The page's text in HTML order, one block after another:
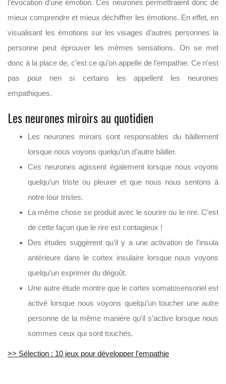
l’évocation d’une émotion. Ces neurones permettraient donc de
mieux comprendre et mieux déchiffrer les émotions. En effet, en
visualisant les émotions sur les visages d’autres personnes la
personne peut éprouver les mêmes sensations. On se met
donc à la place de, c’est ce qu’on appelle de l’empathie. Ce n’est
pas pour rien si certains les appellent les neurones
empathiques.
Les neurones miroirs au quotidien
Les neurones miroirs sont responsables du bâillement
lorsque nous voyons quelqu’un d’autre bâiller.
Ces neurones agissent également lorsque nous voyons
quelqu’un triste ou pleurer et que nous nous sentons à
notre tour tristes.
La même chose se produit avec le sourire ou le rire. C’est
de cette façon que le rire est contagieux !
Des études suggèrent qu’il y a une activation de l’insula
antérieure dans le cortex insulaire lorsque nous voyons
quelqu’un exprimer du dégoût.
Une autre étude montre que le cortex somatosensoriel est
activé lorsque nous voyons quelqu’un toucher une autre
personne de la même manière qu’il s’active lorsque nous
sommes ceux qui sont touchés.
>> Sélection : 10 jeux pour développer l’empathie